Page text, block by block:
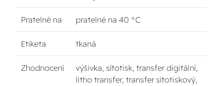
Pratelné na pratelné na 40 °C
Etiketa tkaná
Zhodnocení
výšivka, sítotisk, transfer digitální,
litho transfer, transfer sítotiskový,